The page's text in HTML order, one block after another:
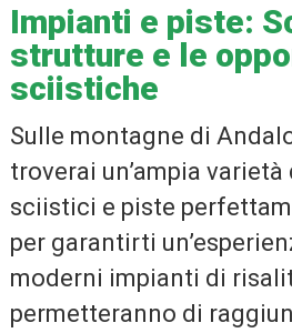
Impianti e piste:
strutture e le
sciistiche
Sulle montagne di
troverai un’ampia
sciistici e piste
per garantirti
moderni impianti di
permetteranno di